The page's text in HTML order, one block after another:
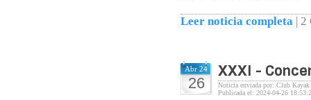
Leer noticia completa | 2
Abr 24
26
XXXI -
Noticia enviada por: Club
Publicada el: 2024-04-26